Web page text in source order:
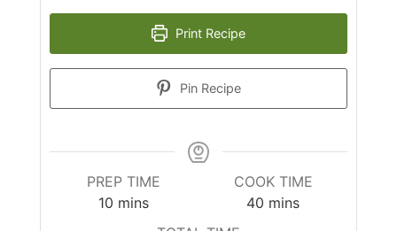
Print Recipe
Pin Recipe
PREP TIME
10 minutes
mins
COOK TIME
40 minutes
mins